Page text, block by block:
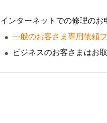
インターネットでの修理のお
一般のお客さま専用依頼
ビジネスのお客さまはお